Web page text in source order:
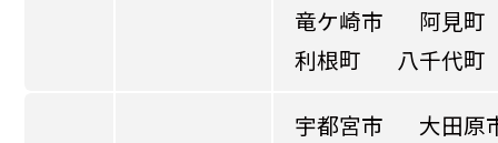
竜ケ崎市
阿見町
利根町
八千代町
宇都宮市
大田原